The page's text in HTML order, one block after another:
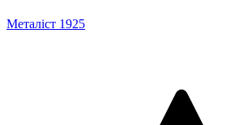
Металіст 1925